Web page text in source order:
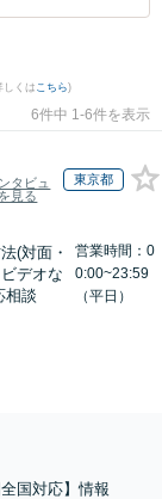
しくはこちら)
6件中 1-6件を表示
タビュ
見る
東京都
(対面・
デオな
相談
営業時間：0
0:00~23:59
（平日）
国対応】情報